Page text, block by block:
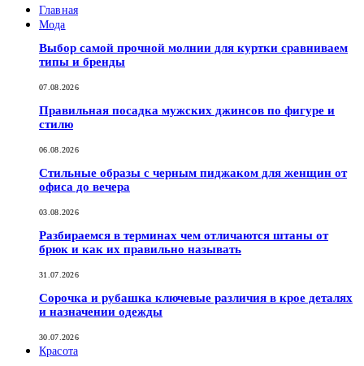
Главная
Мода
Выбор самой прочной молнии для куртки сравниваем
типы и бренды
07.08.2026
Правильная посадка мужских джинсов по фигуре и
стилю
06.08.2026
Стильные образы с черным пиджаком для женщин от
офиса до вечера
03.08.2026
Разбираемся в терминах чем отличаются штаны от
брюк и как их правильно называть
31.07.2026
Сорочка и рубашка ключевые различия в крое деталях
и назначении одежды
30.07.2026
Красота